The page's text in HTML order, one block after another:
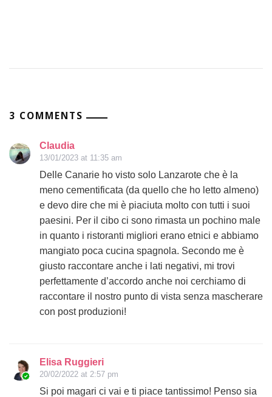
3 COMMENTS
Claudia
13/01/2023 at 11:35 am
Delle Canarie ho visto solo Lanzarote che è la
meno cementificata (da quello che ho letto almeno)
e devo dire che mi è piaciuta molto con tutti i suoi
paesini. Per il cibo ci sono rimasta un pochino male
in quanto i ristoranti migliori erano etnici e abbiamo
mangiato poca cucina spagnola. Secondo me è
giusto raccontare anche i lati negativi, mi trovi
perfettamente d’accordo anche noi cerchiamo di
raccontare il nostro punto di vista senza mascherare
con post produzioni!
Elisa Ruggieri
20/02/2022 at 2:57 pm
Si poi magari ci vai e ti piace tantissimo! Penso sia